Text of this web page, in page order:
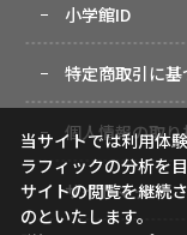
小学館ID
特定商取引に
個人情報の取
サイトマップ
当サイトでは利用体
ラフィックの分析を
サイトの閲覧を継続
のといたします。